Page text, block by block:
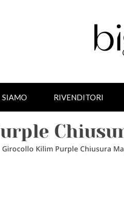
SIAMO RIVENDITORI
Girocollo Kilim Purple Chiusura